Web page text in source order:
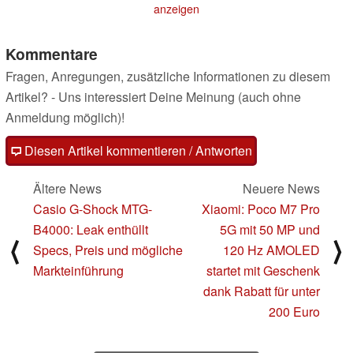
anzeigen
Kommentare
Fragen, Anregungen, zusätzliche Informationen zu diesem
Artikel? - Uns interessiert Deine Meinung (auch ohne
Anmeldung möglich)!
Diesen Artikel kommentieren / Antworten
⟨
Ältere News
Casio G-Shock MTG-
B4000: Leak enthüllt
Specs, Preis und mögliche
Markteinführung
Neuere News
Xiaomi: Poco M7 Pro
5G mit 50 MP und
120 Hz AMOLED
startet mit Geschenk
dank Rabatt für unter
200 Euro
⟩